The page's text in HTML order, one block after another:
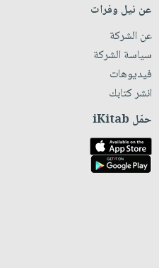
عن نيل وفرات
عن الشركة
سياسة الشركة
فيديوهات
انشر كتابك
حمّل iKitab